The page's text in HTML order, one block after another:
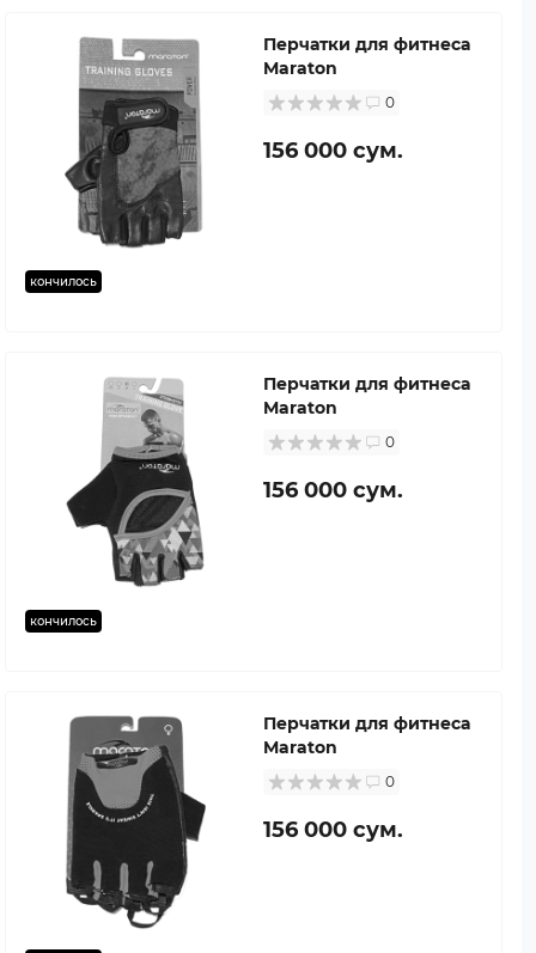
кончилось
Перчатки для фитнеса
Maraton
0
156 000 сум.
кончилось
Перчатки для фитнеса
Maraton
0
156 000 сум.
Перчатки для фитнеса
Maraton
0
156 000 сум.